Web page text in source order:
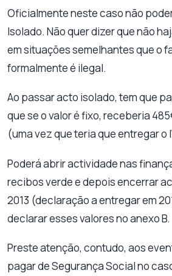
Oficialmente neste caso não
Isolado. Não quer dizer que não
em situações semelhantes que o
formalmente é ilegal.
Ao passar acto isolado, tem que
que se o valor é fixo, receberia
(uma vez que teria que entregar o
Poderá abrir actividade nas
recibos verde e depois encerrar
2013 (declaração a entregar em
declarar esses valores no anexo B.
Preste atenção, contudo, aos
pagar de Segurança Social no